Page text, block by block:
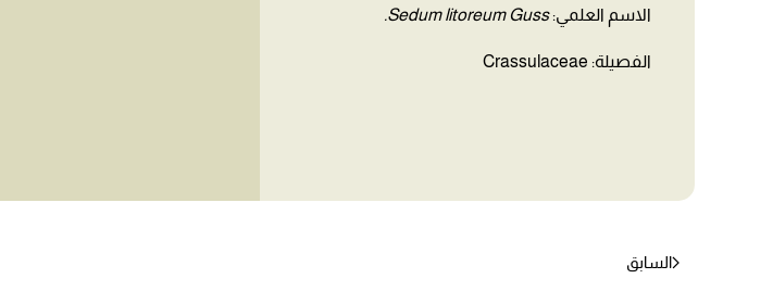
الاسم العلمي:Sedum litoreum Guss.
الفصيلة: Crassulaceae
السابق